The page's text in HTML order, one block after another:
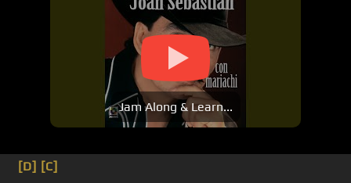
Jam Along & Learn...
[D] [C]